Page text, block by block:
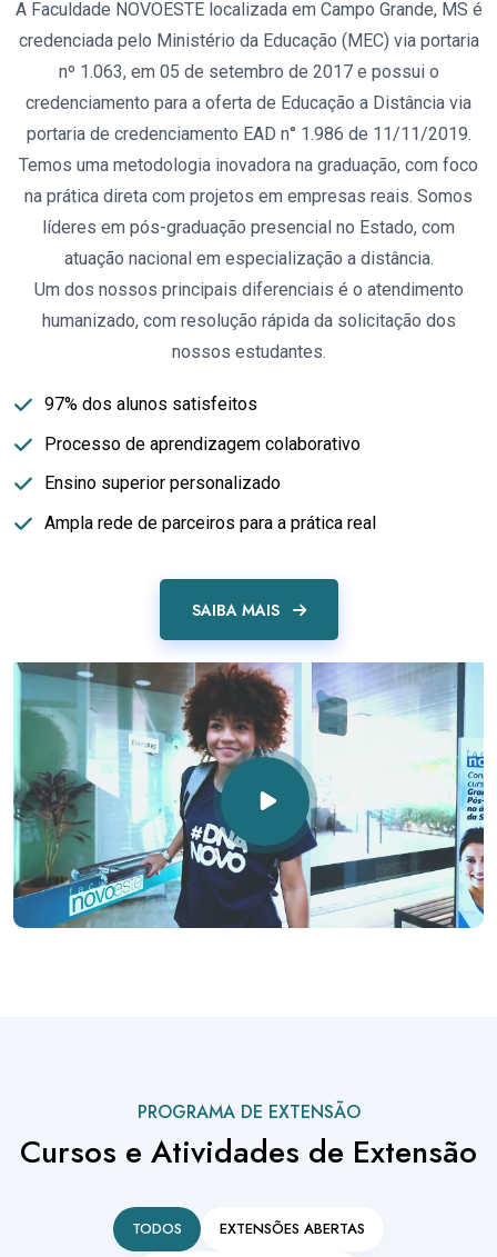
A Faculdade NOVOESTE localizada em Campo Grande, MS é
credenciada pelo Ministério da Educação (MEC) via portaria
nº 1.063, em 05 de setembro de 2017 e possui o
credenciamento para a oferta de Educação a Distância via
portaria de credenciamento EAD n° 1.986 de 11/11/2019.
Temos uma metodologia inovadora na graduação, com foco
na prática direta com projetos em empresas reais. Somos
líderes em pós-graduação presencial no Estado, com
atuação nacional em especialização a distância.
Um dos nossos principais diferenciais é o atendimento
humanizado, com resolução rápida da solicitação dos
nossos estudantes.
97% dos alunos satisfeitos
Processo de aprendizagem colaborativo
Ensino superior personalizado
Ampla rede de parceiros para a prática real
SAIBA MAIS
PROGRAMA DE EXTENSÃO
Cursos e Atividades de Extensão
TODOS EXTENSÕES ABERTAS